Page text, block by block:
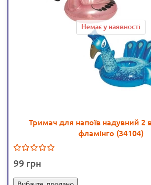
Немає у наявності
Тримач для напоїв надувний 2
фламінго (34104)
99